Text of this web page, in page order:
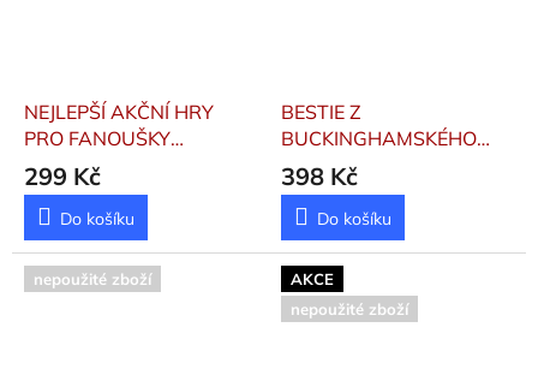
NEJLEPŠÍ AKČNÍ HRY
PRO FANOUŠKY
ROBLOXU
299 Kč
Do košíku
BESTIE Z
BUCKINGHAMSKÉHO
PALÁCE
398 Kč
Do košíku
nepoužité zboží
AKCE
nepoužité zboží